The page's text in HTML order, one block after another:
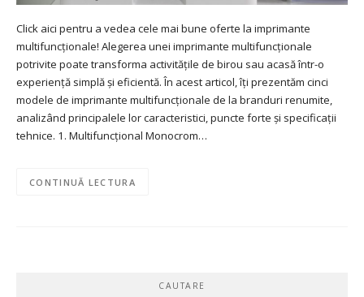
Click aici pentru a vedea cele mai bune oferte la imprimante
multifuncționale! Alegerea unei imprimante multifuncționale
potrivite poate transforma activitățile de birou sau acasă într-o
experiență simplă și eficientă. În acest articol, îți prezentăm cinci
modele de imprimante multifuncționale de la branduri renumite,
analizând principalele lor caracteristici, puncte forte și specificații
tehnice. 1. Multifuncțional Monocrom…
CONTINUĂ LECTURA
CAUTARE